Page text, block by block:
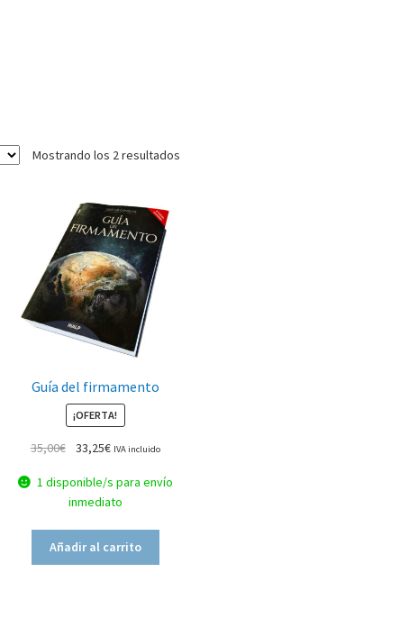
Mostrando los 2 resultados
Guía del firmamento
¡OFERTA!
35,00€ 33,25€ IVA incluido
1 disponible/s para envío
inmediato
Añadir al carrito